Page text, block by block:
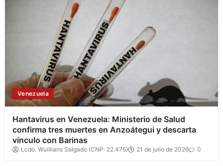
Venezuela
Hantavirus en Venezuela: Ministerio de Salud
confirma tres muertes en Anzoátegui y descarta
vínculo con Barinas
Lcdo. Wuillians Salgado (CNP: 22.476) 21 de julio de 2026 0